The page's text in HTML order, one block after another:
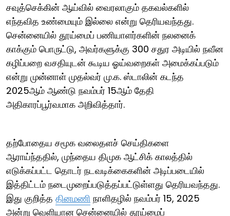
சவுத்செக்கின் ஆய்வில் வைரலாகும் தகவல்களில்
எந்தவித உண்மையும் இல்லை என்று தெரியவந்தது.
சென்னையில் தூய்மைப் பணியாளர்களின் நலனைக்
காக்கும் பொருட்டு, அவர்களுக்கு 300 சதுர அடியில் நவீன
கழிப்பறை வசதியுடன் கூடிய ஓய்வறைகள் அமைக்கப்படும்
என்று முன்னாள் முதல்வர் மு.க. ஸ்டாலின் கடந்த
2025ஆம் ஆண்டு நவம்பர் 15ஆம் தேதி
அதிகாரப்பூர்வமாக அறிவித்தார்.
தற்போதைய சமூக வலைதளச் செய்திகளை
ஆராய்ந்ததில், முந்தைய திமுக ஆட்சிக் காலத்தில்
எடுக்கப்பட்ட தொடர் நடவடிக்கைகளின் அடிப்படையில்
இத்திட்டம் நடைமுறைப்படுத்தப்பட்டுள்ளது தெரியவந்தது.
இது குறித்த தினமணி நாளிதழில் நவம்பர் 15, 2025
அன்று வெளியான சென்னையில் தூய்மைப்